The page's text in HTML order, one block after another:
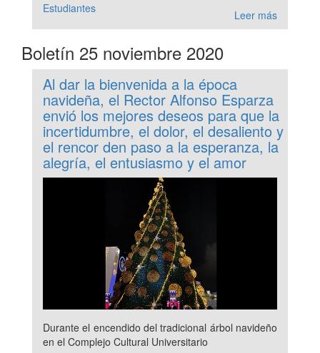
Estudiantes Leer más
Boletín 25 noviembre 2020
Al dar la bienvenida a la época
navideña, el Rector Alfonso Esparza
envió los mejores deseos para que la
incertidumbre, el dolor, el desaliento y
el rencor den paso a la esperanza, la
alegría, el entusiasmo y el amor
Durante el encendido del tradicional árbol navideño
en el Complejo Cultural Universitario